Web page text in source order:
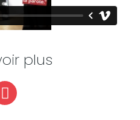
plus
Instagram